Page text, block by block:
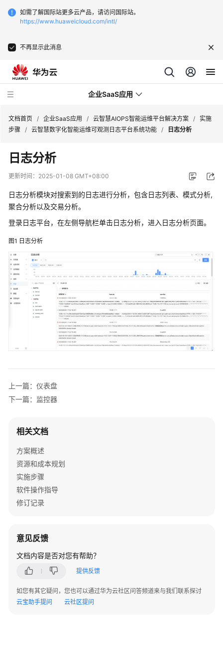
如需了解国际站更多云产品，请访问国际站。
https://www.huaweicloud.com/intl/
不再显示此消息
企业SaaS应用
京
易
纷
享
户
管
决
大
业
智
速
达
包
On
华
为
云
解
案
践
路
People+一
文档首页 / 企业SaaS应用 / 云智慧AIOPS智能运维平台解决方案 / 实施
步骤
/ 云智慧数字化智能运维可观测日志平台系统功能 / 日志分析
日志分析
更新时间： 2025-01-08 GMT+08:00
日志分析模块对搜索到的日志进行分析，包含日志列表、模式分析,
聚合分析以及交易分析。
登录日志平台，在左侧导航栏单击日志分析，进入日志分析页面。
图1 日志分析
上一篇：仪表盘
下一篇：监控器
相关文档
方案概述
资源和成本规划
实施步骤
软件操作指导
修订记录
意见反馈
文档内容是否对您有帮助？
提供反馈
如您有其它疑问，您也可以通过华为云社区问答频道来与我们联系探讨
云宝助手提问
云社区提问